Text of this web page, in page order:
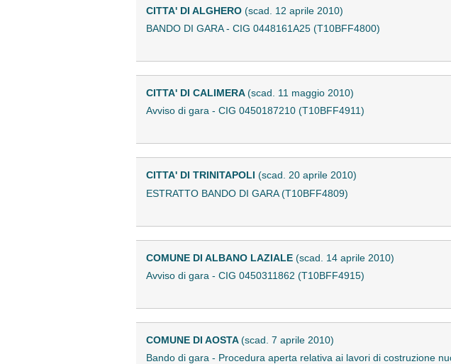
CITTA' DI ALGHERO (scad. 12 aprile 2010)
BANDO DI GARA - CIG 0448161A25 (T10BFF4800)
CITTA' DI CALIMERA(scad. 11 maggio 2010)
Avviso di gara - CIG 0450187210 (T10BFF4911)
CITTA' DI TRINITAPOLI (scad. 20 aprile 2010)
ESTRATTO BANDO DI GARA (T10BFF4809)
COMUNE DI ALBANO LAZIALE (scad. 14 aprile 2010)
Avviso di gara - CIG 0450311862 (T10BFF4915)
COMUNE DI AOSTA(scad. 7 aprile 2010)
Bando di gara - Procedura aperta relativa ai lavori di costruzione